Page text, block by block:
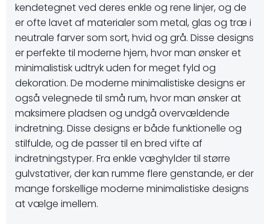
kendetegnet ved deres enkle og rene linjer, og de
er ofte lavet af materialer som metal, glas og træ i
neutrale farver som sort, hvid og grå. Disse designs
er perfekte til moderne hjem, hvor man ønsker et
minimalistisk udtryk uden for meget fyld og
dekoration. De moderne minimalistiske designs er
også velegnede til små rum, hvor man ønsker at
maksimere pladsen og undgå overvældende
indretning. Disse designs er både funktionelle og
stilfulde, og de passer til en bred vifte af
indretningstyper. Fra enkle væghylder til større
gulvstativer, der kan rumme flere genstande, er der
mange forskellige moderne minimalistiske designs
at vælge imellem.